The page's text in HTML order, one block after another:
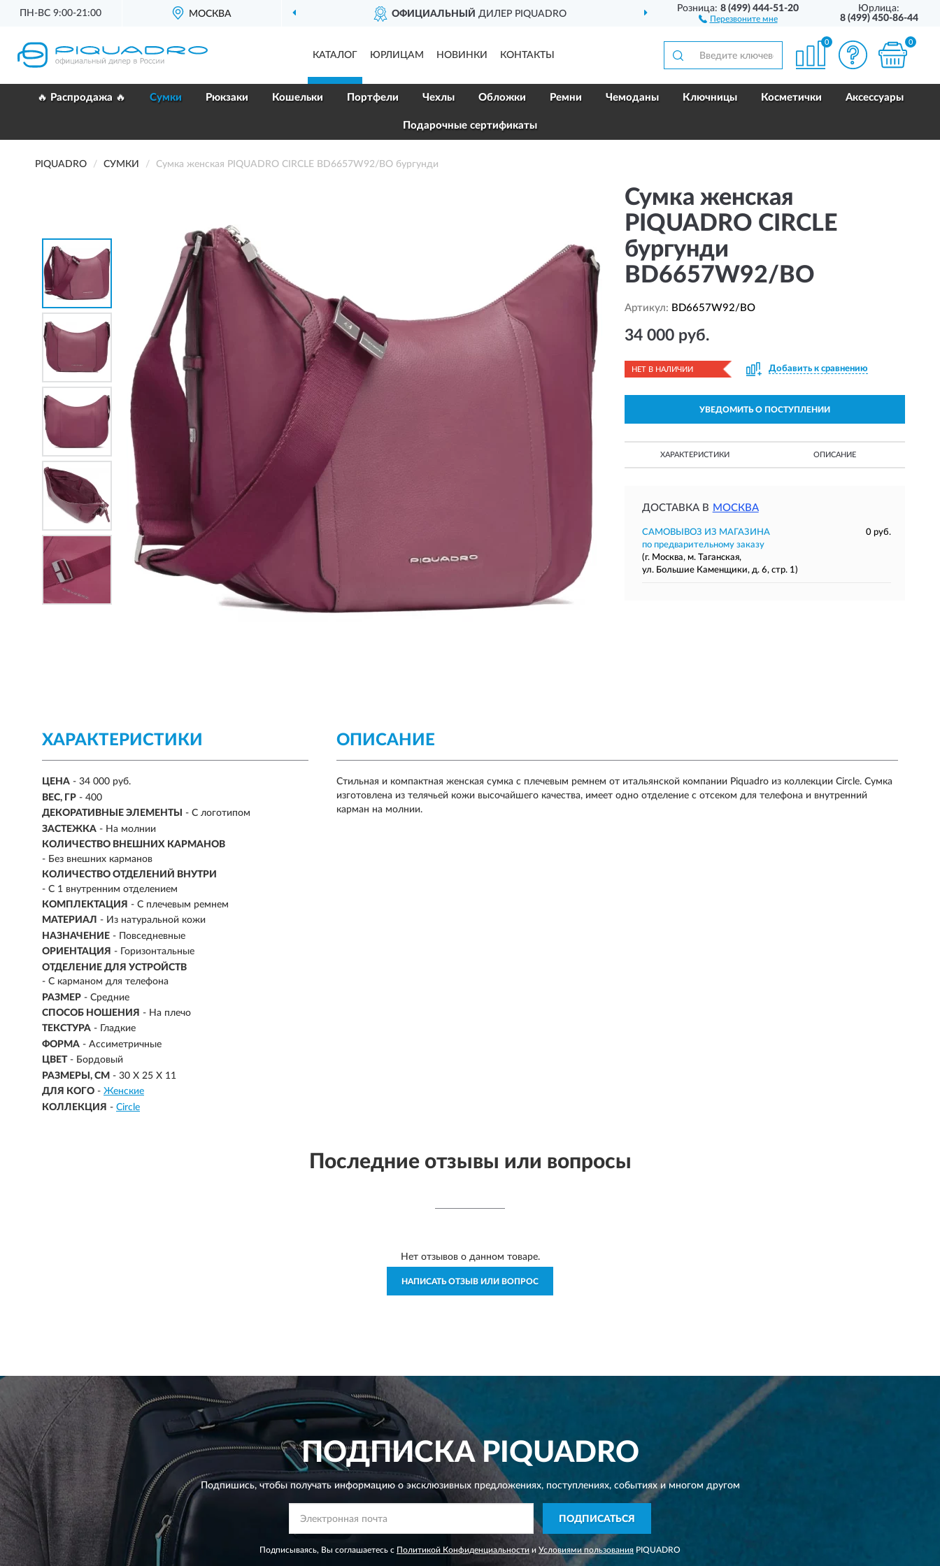
ПН-ВС 9:00-21:00 МОСКВА ОФИЦИАЛЬНЫЙ ДИЛЕР PIQUADRO ДОСТАВИМ ПО ВСЕЙ РОССИИ
Розница:8 (499) 444-51-20
Перезвоните мне
Юрлица:
8 (499) 450-86-44
КАТАЛОГ ЮРЛИЦАМ НОВИНКИ КОНТАКТЫ
0 0
🔥 Распродажа 🔥 Сумки Рюкзаки Кошельки Портфели Чехлы Обложки Ремни Чемоданы Ключницы Косметички Аксессуары
Подарочные сертификаты
PIQUADRO СУМКИ Сумка женская PIQUADRO CIRCLE BD6657W92/BO бургунди
Сумка женская
PIQUADRO CIRCLE
бургунди
BD6657W92/BO
Артикул: BD6657W92/BO
34 000 руб.
НЕТ В НАЛИЧИИ Добавить к сравнению
УВЕДОМИТЬ О ПОСТУПЛЕНИИ
ХАРАКТЕРИСТИКИ ОПИСАНИЕ
ДОСТАВКА В МОСКВА
САМОВЫВОЗ ИЗ МАГАЗИНА
0 руб.
по предварительному заказу
(г. Москва, м. Таганская,
ул. Большие Каменщики, д. 6, стр. 1)
ХАРАКТЕРИСТИКИ
ЦЕНА - 34 000 руб.
ВЕС, ГР - 400
ДЕКОРАТИВНЫЕ ЭЛЕМЕНТЫ
- С логотипом
ЗАСТЕЖКА - На молнии
КОЛИЧЕСТВО ВНЕШНИХ КАРМАНОВ
- Без внешних карманов
КОЛИЧЕСТВО ОТДЕЛЕНИЙ ВНУТРИ
- С 1 внутренним отделением
КОМПЛЕКТАЦИЯ - С плечевым ремнем
МАТЕРИАЛ - Из натуральной кожи
НАЗНАЧЕНИЕ - Повседневные
ОРИЕНТАЦИЯ - Горизонтальные
ОТДЕЛЕНИЕ ДЛЯ УСТРОЙСТВ
- С карманом для телефона
РАЗМЕР - Средние
СПОСОБ НОШЕНИЯ - На плечо
ТЕКСТУРА - Гладкие
ФОРМА - Ассиметричные
ЦВЕТ - Бордовый
РАЗМЕРЫ, СМ - 30 X 25 X 11
ДЛЯ КОГО - Женские
КОЛЛЕКЦИЯ - Circle
ОПИСАНИЕ
Стильная и компактная женская сумка с плечевым ремнем от итальянской компании Piquadro из коллекции Circle. Сумка
изготовлена из телячьей кожи высочайшего качества, имеет одно отделение с отсеком для телефона и внутренний
карман на молнии.
Последние отзывы или вопросы
Нет отзывов о данном товаре.
НАПИСАТЬ ОТЗЫВ ИЛИ ВОПРОС
ПОДПИСКАPIQUADRO
Подпишись, чтобы получать информацию о эксклюзивных предложениях,поступлениях, событиях и многом другом
ПОДПИСАТЬСЯ
Подписываясь, Вы соглашаетесь с Политикой Конфиденциальности и Условиями пользования PIQUADRO